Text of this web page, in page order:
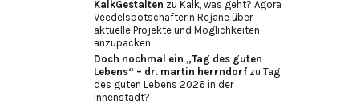
KalkGestalten zu Kalk, was geht? Agora
Veedelsbotschafterin Rejane über
aktuelle Projekte und Möglichkeiten,
anzupacken
Doch nochmal ein „Tag des guten
Lebens“ – dr. martin herrndorfzu Tag
des guten Lebens 2026 in der
Innenstadt?